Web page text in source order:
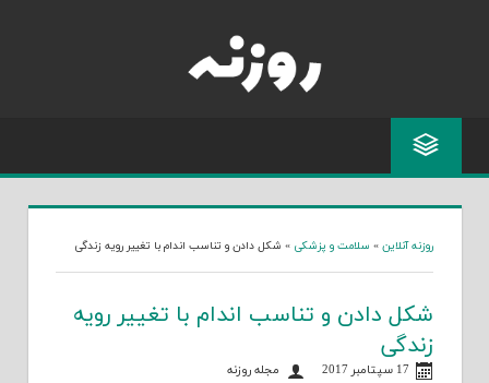
روزنه آنلاین » سلامت و پزشکی » شکل دادن و تناسب اندام با تغییر رویه زندگی
شکل دادن و تناسب اندام با تغییر رویه
زندگی
17 سپتامبر 2017
مجله روزنه